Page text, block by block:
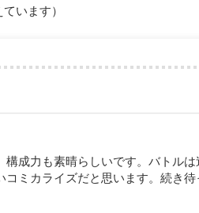
います）
成力も素晴らしいです。バトル
ミカライズだと思います。続き待